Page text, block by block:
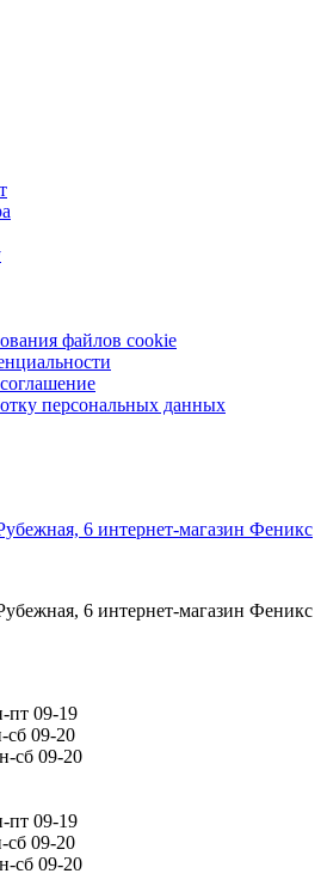
файлов cookie
персональных данных
6 интернет-магазин Феникс
6 интернет-магазин Феникс
пт 09-19
сб 09-20
сб 09-20
пт 09-19
сб 09-20
сб 09-20